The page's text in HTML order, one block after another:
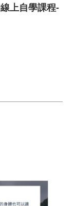
上自學課程-